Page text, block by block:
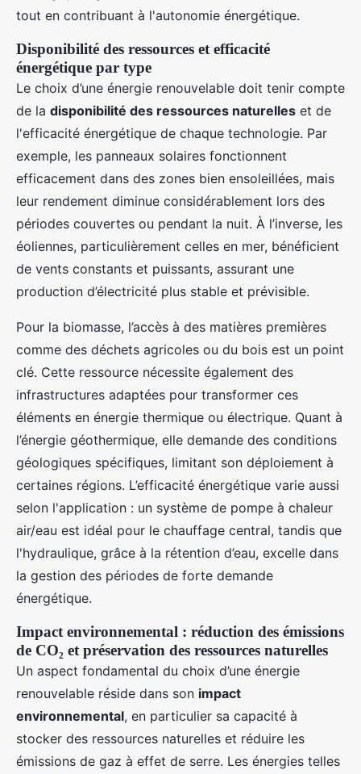
tout en contribuant à l'autonomie énergétique.
Disponibilité des ressources et efficacité
énergétique par type
Le choix d’une énergie renouvelable doit tenir compte
de la disponibilité des ressources naturelles et de
l'efficacité énergétique de chaque technologie. Par
exemple, les panneaux solaires fonctionnent
efficacement dans des zones bien ensoleillées, mais
leur rendement diminue considérablement lors des
périodes couvertes ou pendant la nuit. À l’inverse, les
éoliennes, particulièrement celles en mer, bénéficient
de vents constants et puissants, assurant une
production d’électricité plus stable et prévisible.
Pour la biomasse, l’accès à des matières premières
comme des déchets agricoles ou du bois est un point
clé. Cette ressource nécessite également des
infrastructures adaptées pour transformer ces
éléments en énergie thermique ou électrique. Quant à
l’énergie géothermique, elle demande des conditions
géologiques spécifiques, limitant son déploiement à
certaines régions. L’efficacité énergétique varie aussi
selon l'application : un système de pompe à chaleur
air/eau est idéal pour le chauffage central, tandis que
l'hydraulique, grâce à la rétention d’eau, excelle dans
la gestion des périodes de forte demande
énergétique.
Impact environnemental : réduction des émissions
de CO₂ et préservation des ressources naturelles
Un aspect fondamental du choix d’une énergie
renouvelable réside dans son impact
environnemental, en particulier sa capacité à
stocker des ressources naturelles et réduire les
émissions de gaz à effet de serre. Les énergies telles